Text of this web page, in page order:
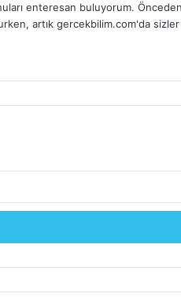
enteresan buluyorum. Önceden
artık gercekbilim.com'da